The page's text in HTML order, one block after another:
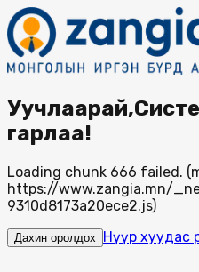
гарлаа!
Loading chunk 666 failed.
https://www.zangia.mn/
9310d8173a20ece2.js)
Дахин оролдох Нүүр хуудас